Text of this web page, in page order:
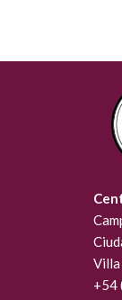
Villa
+54